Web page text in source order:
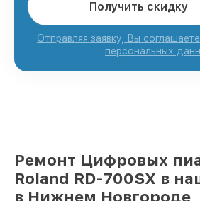
Получить скидку
Отправляя заявку, Вы
персональных
Ремонт Цифровых
Roland RD-700SX в
в Нижнем Новгороде